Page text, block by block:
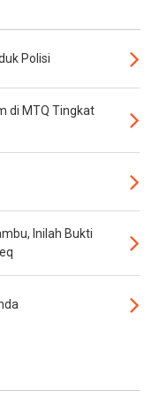
Polisi
di MTQ Tingkat
Inilah Bukti